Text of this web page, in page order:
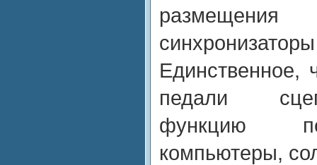
Единственное,
педали
функцию
компьютеры,